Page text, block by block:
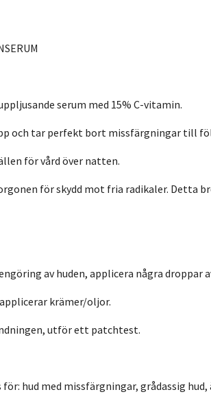
serum med 15% C-vitamin.
och tar perfekt bort missfärgningar till
för vård över natten.
för skydd mot fria radikaler. Detta
av huden, applicera några droppar
krämer/oljor.
utför ett patchtest.
för: hud med missfärgningar, grådassig